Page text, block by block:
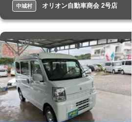
中城村 オリオン自動車商会 2号店